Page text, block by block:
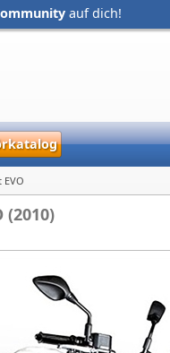
auf dich!
EVO
(2010)